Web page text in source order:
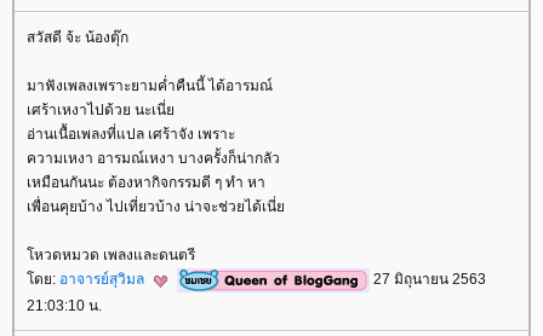
สวัสดี จ้ะ น้องตุ๊ก
มาฟังเพลงเพราะยามค่ำคืนนี้ ได้อารมณ์
เศร้าเหงาไปด้วย นะเนี่
อ่านเนื้อเพลงที่แปล เศร้าจัง เพราะ
ความเหงา อารมณ์เหงา บางครั้งก็น่ากลัว
เหมือนกันนะ ต้องหากิจกรรมดี ๆ ทำ หา
เพื่อนคุยบ้าง ไปเที่ยวบ้าง น่าจะช่วยได้เนี่
หวดหมวด เพลงและดนตรี
ดย: อาจารย์สุวิมล
27 มิถุนายน 2563
21:03:10 น.